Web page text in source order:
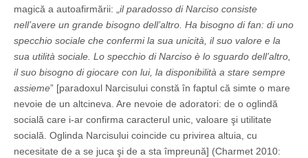
magică a autoafirmării: „il paradosso di Narciso consiste
nell’avere un grande bisogno dell’altro. Ha bisogno di fan: di uno
specchio sociale che confermi la sua unicità, il suo valore e la
sua utilità sociale. Lo specchio di Narciso è lo sguardo dell’altro,
il suo bisogno di giocare con lui, la disponibilità a stare sempre
assieme” [paradoxul Narcisului constă în faptul că simte o mare
nevoie de un altcineva. Are nevoie de adoratori: de o oglindă
socială care i-ar confirma caracterul unic, valoare şi utilitate
socială. Oglinda Narcisului coincide cu privirea altuia, cu
necesitate de a se juca şi de a sta împreună] (Charmet 2010: